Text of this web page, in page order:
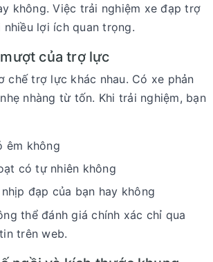
không. Việc trải nghiệm xe đạp trợ
nhiều lợi ích quan trọng.
của trợ lực
chế trợ lực khác nhau. Có xe phản
nhàng từ tốn. Khi trải nghiệm, bạn
êm không
có tự nhiên không
đạp của bạn hay không
thể đánh giá chính xác chỉ qua
trên web.